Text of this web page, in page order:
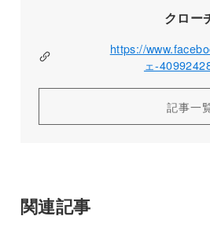
クロー
https://
ェ-
記事一
関連記事